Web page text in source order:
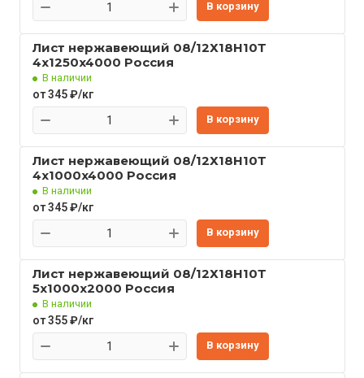
В корзину
Лист нержавеющий 08/12Х18Н10Т
4x1250x4000 Россия
В наличии
от 345 ₽/кг
В корзину
Лист нержавеющий 08/12Х18Н10Т
4x1000x4000 Россия
В наличии
от 345 ₽/кг
В корзину
Лист нержавеющий 08/12Х18Н10Т
5x1000x2000 Россия
В наличии
от 355 ₽/кг
В корзину